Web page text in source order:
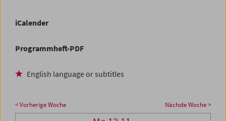
iCalender
Programmheft-PDF
English language or subtitles
< Vorherige Woche Nächste Woche >